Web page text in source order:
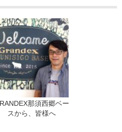
那須西郷ベー
スから、皆様へ